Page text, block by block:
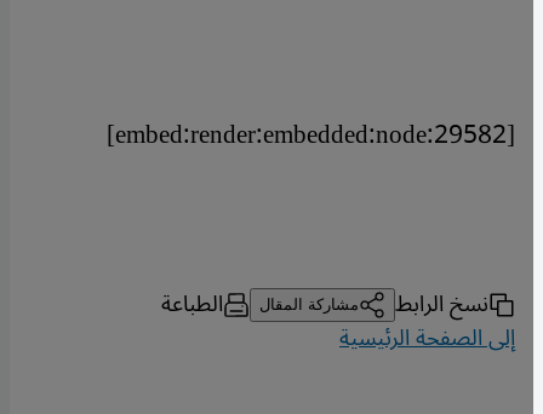
[embed:render:embedded:node:29582]
نسخ الرابط مشاركة المقال الطباعة
إلى الصفحة الرئيسية